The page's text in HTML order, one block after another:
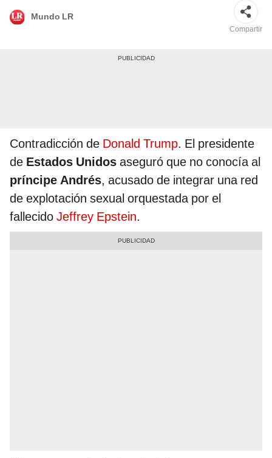
Mundo LR
Compartir
Contradicción de Donald Trump. El presidente
de Estados Unidos aseguró que no conocía al
príncipe Andrés, acusado de integrar una red
de explotación sexual orquestada por el
fallecido Jeffrey Epstein.